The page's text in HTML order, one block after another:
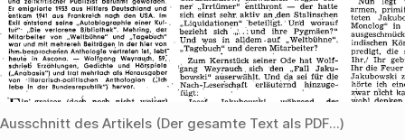
Ausschnitt des Artikels (Der gesamte Text als PDF...)